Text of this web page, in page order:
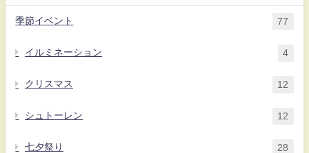
季節イベント 77
イルミネーション 4
クリスマス 12
シュトーレン 12
七夕祭り 28